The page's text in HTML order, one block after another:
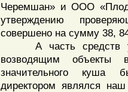
Черемшан» и ООО
утверждению
совершено на сумму 38,
А часть средств
возводящим объекты
значительного куша
директором являлся